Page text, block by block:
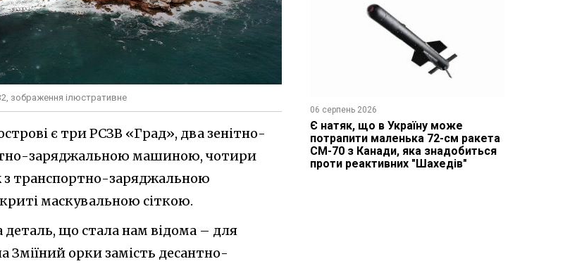
зображення ілюстративне
є три РСЗВ «Град», два зенітно-
заряджальною машиною, чотири
транспортно-заряджальною
маскувальною сіткою.
що стала нам відома – для
Зміїний орки замість десантно-
06 серпень 2026
Є натяк, що в Україну може
потрапити маленька 72-см ракета
CM-70 з Канади, яка знадобиться
проти реактивних "Шахедів"